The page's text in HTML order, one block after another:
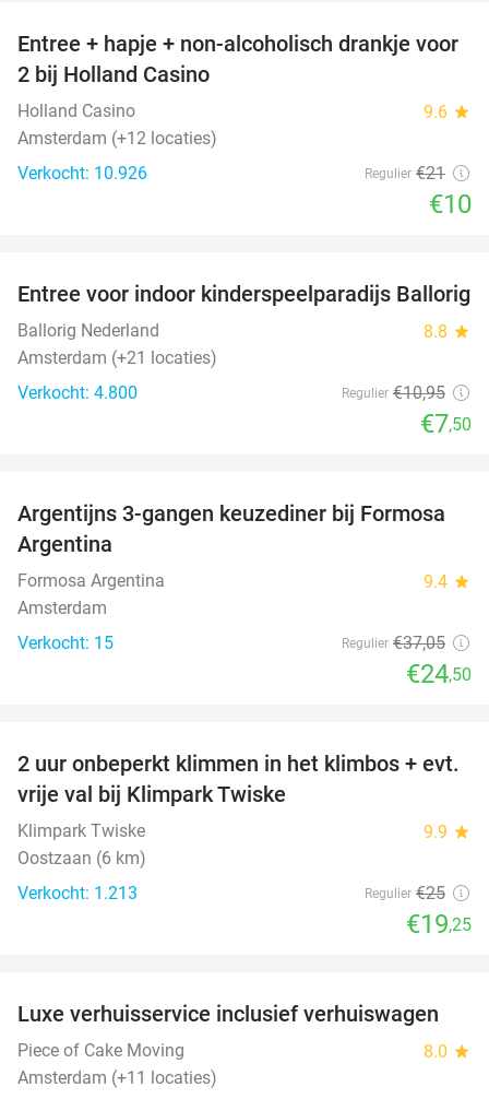
52%
Entree + hapje + non-alcoholisch drankje voor
2 bij Holland Casino
Holland Casino 9.6 star
Amsterdam (+12 locaties)
Verkocht: 10.926
Regulier €21
€10
32%
Entree voor indoor kinderspeelparadijs Ballorig
Ballorig Nederland 8.8 star
Amsterdam (+21 locaties)
Verkocht: 4.800
Regulier €10,95
€7,50
34%
Argentijns 3-gangen keuzediner bij Formosa
Argentina
Formosa Argentina 9.4 star
Amsterdam
Verkocht: 15
Regulier €37,05
€24,50
23%
2 uur onbeperkt klimmen in het klimbos + evt.
vrije val bij Klimpark Twiske
Klimpark Twiske 9.9 star
Oostzaan (6 km)
Verkocht: 1.213
Regulier €25
€19,25
83%
Luxe verhuisservice inclusief verhuiswagen
Piece of Cake Moving 8.0 star
Amsterdam (+11 locaties)